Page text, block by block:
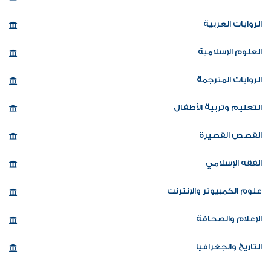
الروايات العربية
العلوم الإسلامية
الروايات المترجمة
التعليم وتربية الأطفال
القصص القصيرة
الفقه الإسلامي
علوم الكمبيوتر والإنترنت
الإعلام والصحافة
التاريخ والجغرافيا